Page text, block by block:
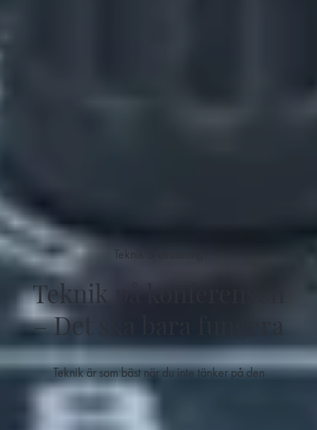
Teknik & utrustning
Teknik på konferensen
– Det ska bara fungera
Teknik är som bäst när du inte tänker på den